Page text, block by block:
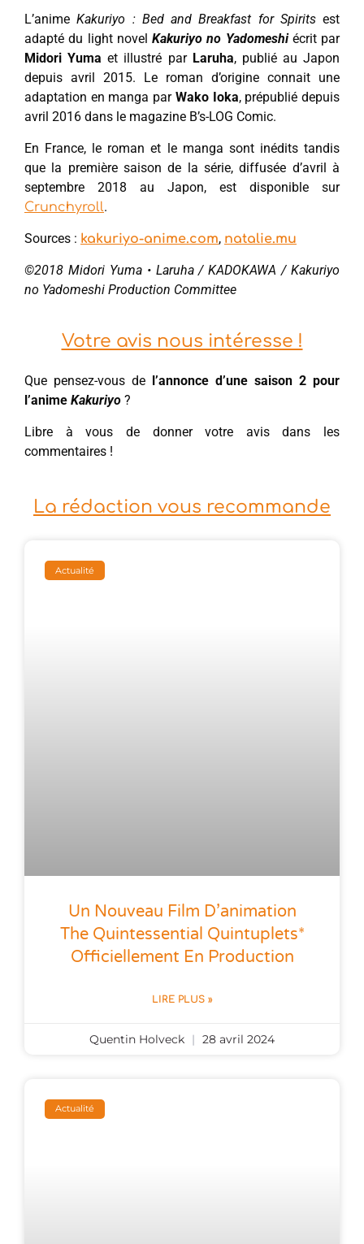
L’animeKakuriyo : Bed and Breakfast for Spiritsest
adapté du light novel Kakuriyo no Yadomeshiécrit par
Midori Yuma et illustré par Laruha, publié au Japon
depuis avril 2015. Le roman d’origine connait une
adaptation en manga par Wako Ioka, prépublié depuis
avril 2016 dans le magazine B’s-LOG Comic.
En France, le roman et le manga sont inédits tandis
que la première saison de la série, diffusée d’avril à
septembre 2018 au Japon, est disponible sur
Crunchyroll.
Sources : kakuriyo-anime.com, natalie.mu
©2018 Midori Yuma • Laruha / KADOKAWA / Kakuriyo
no Yadomeshi Production Committee
Votre avis nous intéresse !
Que pensez-vous de l’annonce d’une saison 2 pour
l’anime Kakuriyo ?
Libre à vous de donner votre avis dans les
commentaires !
La rédaction vous recommande
Actualité
Un Nouveau Film D’animation
The Quintessential Quintuplets*
Officiellement En Production
LIRE PLUS »
Quentin Holveck 28 avril 2024
Actualité